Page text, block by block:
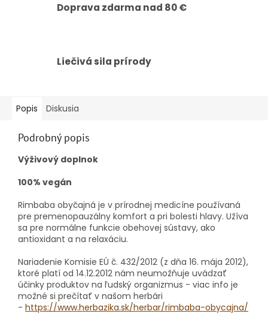
Doprava zdarma nad 80 €
Liečivá sila prírody
Popis Diskusia
Podrobný popis
Výživový doplnok
100% vegán
Rimbaba obyčajná je v prírodnej medicíne používaná
pre premenopauzálny komfort a pri bolesti hlavy. Užíva
sa pre normálne funkcie obehovej sústavy, ako
antioxidant a na relaxáciu.
Nariadenie Komisie EÚ č. 432/2012 (z dňa 16. mája 2012),
ktoré platí od 14.12.2012 nám neumožňuje uvádzať
účinky produktov na ľudský organizmus - viac info je
možné si prečítať v našom herbári
- https://www.herbazika.sk/herbar/rimbaba-obycajna/